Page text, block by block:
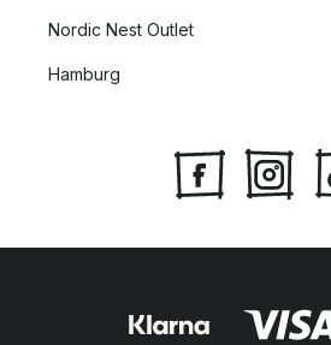
Nordic Nest Outlet
Hamburg